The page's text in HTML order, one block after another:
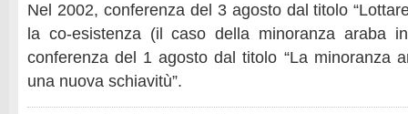
Nel 2002, conferenza del 3 agosto dal titolo
la co-esistenza (il caso della minoranza araba
conferenza del 1 agosto dal titolo “La minoranza
una nuova schiavitù”.